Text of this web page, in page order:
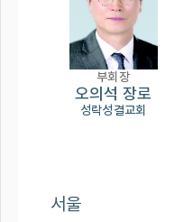
부회장
오의석 장로
성락성결교회
서울